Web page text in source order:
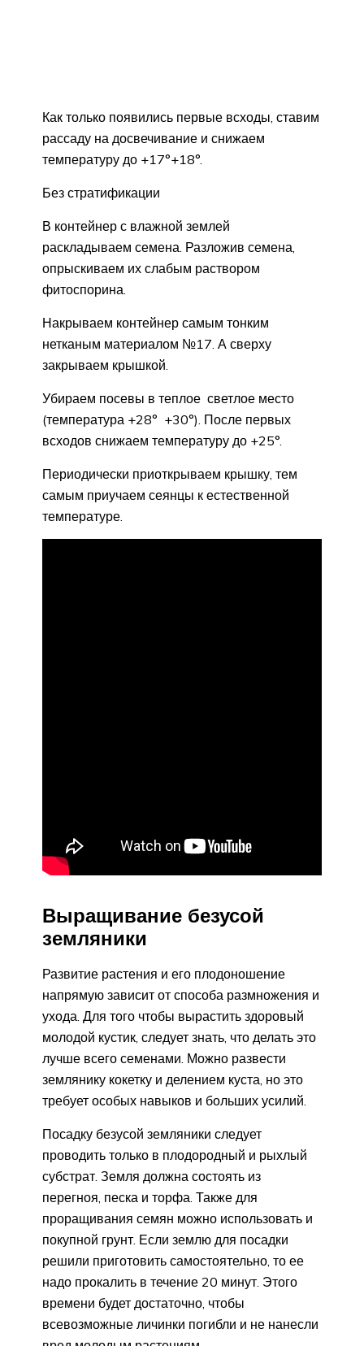
Как только появились первые всходы, ставим
рассаду на досвечивание и снижаем
температуру до +17°+18°.
Без стратификации
В контейнер с влажной землей
раскладываем семена. Разложив семена,
опрыскиваем их слабым раствором
фитоспорина.
Накрываем контейнер самым тонким
нетканым материалом №17. А сверху
закрываем крышкой.
Убираем посевы в теплое светлое место
(температура +28° +30°). После первых
всходов снижаем температуру до +25°.
Периодически приоткрываем крышку, тем
самым приучаем сеянцы к естественной
температуре.
Выращивание безусой
земляники
Развитие растения и его плодоношение
напрямую зависит от способа размножения и
ухода. Для того чтобы вырастить здоровый
молодой кустик, следует знать, что делать это
лучше всего семенами. Можно развести
землянику кокетку и делением куста, но это
требует особых навыков и больших усилий.
Посадку безусой земляники следует
проводить только в плодородный и рыхлый
субстрат. Земля должна состоять из
перегноя, песка и торфа. Также для
проращивания семян можно использовать и
покупной грунт. Если землю для посадки
решили приготовить самостоятельно, то ее
надо прокалить в течение 20 минут. Этого
времени будет достаточно, чтобы
всевозможные личинки погибли и не нанесли